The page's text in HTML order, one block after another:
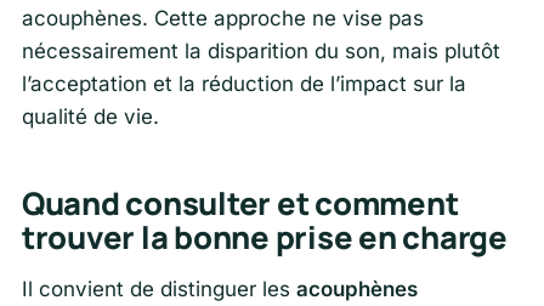
acouphènes. Cette approche ne vise pas
nécessairement la disparition du son, mais plutôt
l’acceptation et la réduction de l’impact sur la
qualité de vie.
Quand consulter et comment
trouver la bonne prise en charge
Il convient de distinguer les acouphènes